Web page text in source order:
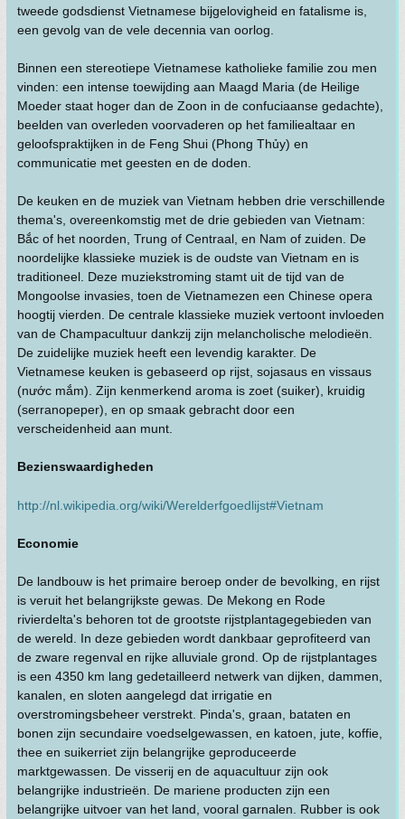
tweede godsdienst Vietnamese bijgelovigheid en fatalisme is,
een gevolg van de vele decennia van oorlog.
Binnen een stereotiepe Vietnamese katholieke familie zou men
vinden: een intense toewijding aan Maagd Maria (de Heilige
Moeder staat hoger dan de Zoon in de confuciaanse gedachte),
beelden van overleden voorvaderen op het familiealtaar en
geloofspraktijken in de Feng Shui (Phong Thủy) en
communicatie met geesten en de doden.
De keuken en de muziek van Vietnam hebben drie verschillende
thema's, overeenkomstig met de drie gebieden van Vietnam:
Bắc of het noorden, Trung of Centraal, en Nam of zuiden. De
noordelijke klassieke muziek is de oudste van Vietnam en is
traditioneel. Deze muziekstroming stamt uit de tijd van de
Mongoolse invasies, toen de Vietnamezen een Chinese opera
hoogtij vierden. De centrale klassieke muziek vertoont invloeden
van de Champacultuur dankzij zijn melancholische melodieën.
De zuidelijke muziek heeft een levendig karakter. De
Vietnamese keuken is gebaseerd op rijst, sojasaus en vissaus
(nước mắm). Zijn kenmerkend aroma is zoet (suiker), kruidig
(serranopeper), en op smaak gebracht door een
verscheidenheid aan munt.
Bezienswaardigheden
http://nl.wikipedia.org/wiki/Werelderfgoedlijst#Vietnam
Economie
De landbouw is het primaire beroep onder de bevolking, en rijst
is veruit het belangrijkste gewas. De Mekong en Rode
rivierdelta's behoren tot de grootste rijstplantagegebieden van
de wereld. In deze gebieden wordt dankbaar geprofiteerd van
de zware regenval en rijke alluviale grond. Op de rijstplantages
is een 4350 km lang gedetailleerd netwerk van dijken, dammen,
kanalen, en sloten aangelegd dat irrigatie en
overstromingsbeheer verstrekt. Pinda's, graan, bataten en
bonen zijn secundaire voedselgewassen, en katoen, jute, koffie,
thee en suikerriet zijn belangrijke geproduceerde
marktgewassen. De visserij en de aquacultuur zijn ook
belangrijke industrieën. De mariene producten zijn een
belangrijke uitvoer van het land, vooral garnalen. Rubber is ook